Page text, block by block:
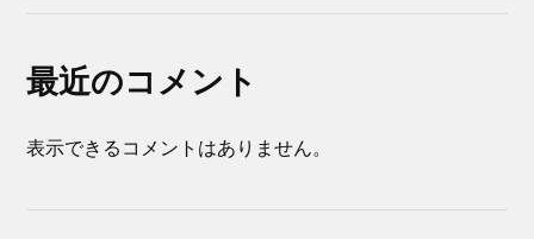
最近のコメント
表示できるコメントはありません。